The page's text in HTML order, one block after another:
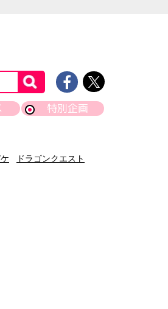
特別企画
ドラゴンクエスト